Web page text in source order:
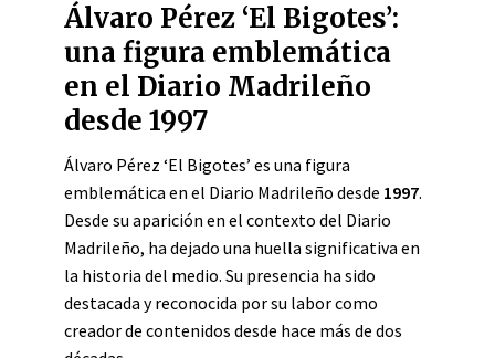
Álvaro Pérez ‘El Bigotes’:
una figura emblemática
en el Diario Madrileño
desde 1997
Álvaro Pérez ‘El Bigotes’ es una figura
emblemática en el Diario Madrileño desde 1997.
Desde su aparición en el contexto del Diario
Madrileño, ha dejado una huella significativa en
la historia del medio. Su presencia ha sido
destacada y reconocida por su labor como
creador de contenidos desde hace más de dos